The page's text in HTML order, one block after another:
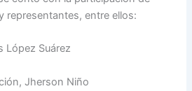
representantes, entre ellos:
López Suárez
Jherson Niño